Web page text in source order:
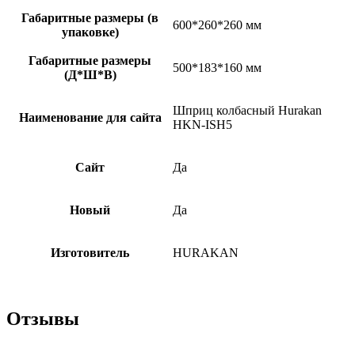
Габаритные размеры (в
упаковке)
600*260*260 мм
Габаритные размеры
(Д*Ш*В)
500*183*160 мм
Наименование для сайта
Шприц колбасный Hurakan
HKN-ISН5
Сайт Да
Новый Да
Изготовитель HURAKAN
Отзывы